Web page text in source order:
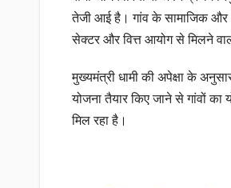
तेजी आई है। गांव के सामाजिक और
सेक्टर और वित्त आयोग से मिलने
मुख्यमंत्री धामी की अपेक्षा के
योजना तैयार किए जाने से गांवों
मिल रहा है।